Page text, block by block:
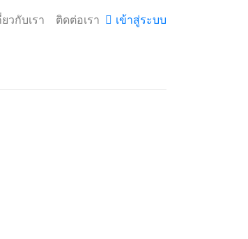
ยวกับเรา ติดต่อเรา เข้าสู่ระบบ